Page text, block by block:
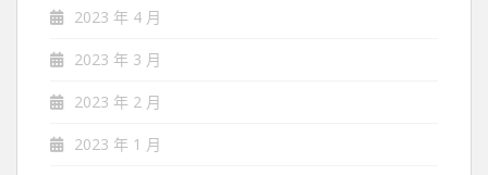
2023 年 4 月
2023 年 3 月
2023 年 2 月
2023 年 1 月